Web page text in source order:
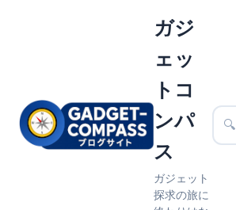
ガジ
ェッ
トコ
ンパ
ス
ガジェット
探求の旅に
🔍